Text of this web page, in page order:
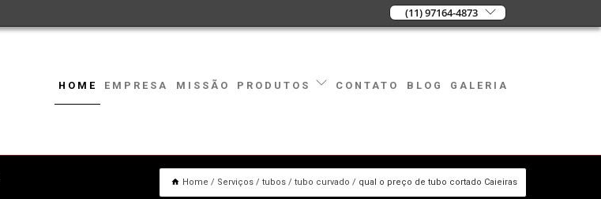
(11) 97164-4873
HOME EMPRESA MISSÃO PRODUTOS CONTATO BLOG GALERIA
Home Serviços tubos tubo curvado qual o preço de tubo cortado Caieiras